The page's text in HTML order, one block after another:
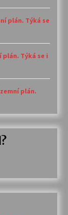
plán. Týká se
plán. Týká se i
plán.